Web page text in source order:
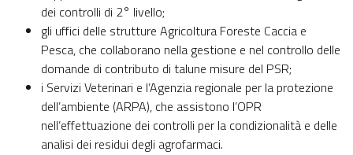
dei controlli di 2° livello;
gli uffici delle strutture Agricoltura Foreste Caccia e
Pesca, che collaborano nella gestione e nel controllo delle
domande di contributo di talune misure del PSR;
i Servizi Veterinari e l’Agenzia regionale per la protezione
dell’ambiente (ARPA), che assistono l’OPR
nell’effettuazione dei controlli per la condizionalità e delle
analisi dei residui degli agrofarmaci.